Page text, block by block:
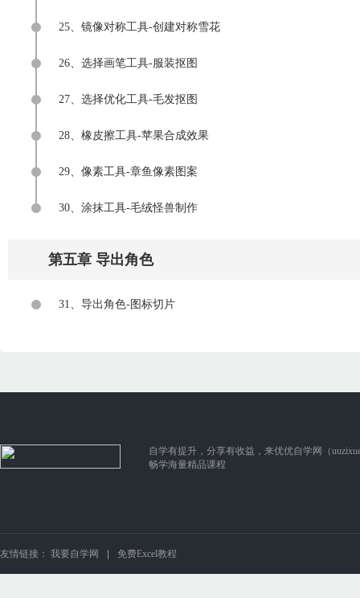
25、镜像对称工具-创建对称雪花
26、选择画笔工具-服装抠图
27、选择优化工具-毛发抠图
28、橡皮擦工具-苹果合成效果
29、像素工具-章鱼像素图案
30、涂抹工具-毛绒怪兽制作
第五章 导出角色
31、导出角色-图标切片
自学有提升，分享有收益，来优优自学网（
畅学海量精品课程
友情链接： 我要自学网 免费Excel教程